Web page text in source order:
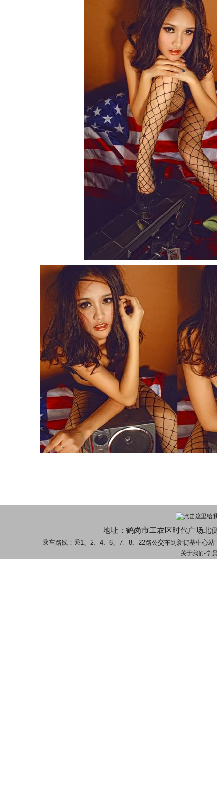
地址：鹤岗市工农区时代广场北
乘车路线：乘1、2、4、6、7、8、22路公交车到新街基中心
关于我们-学